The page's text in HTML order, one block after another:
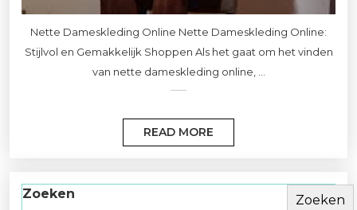
Nette Dameskleding Online Nette Dameskleding Online:
Stijlvol en Gemakkelijk Shoppen Als het gaat om het vinden
van nette dameskleding online, ...
READ MORE
Zoeken Zoeken